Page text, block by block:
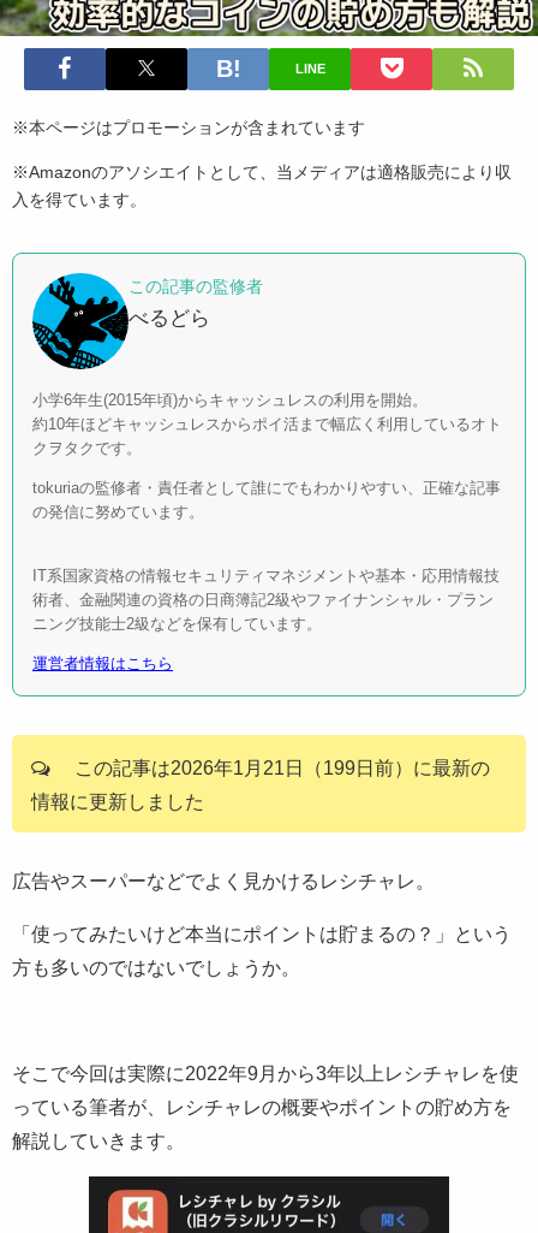
LINE
※本ページはプロモーションが含まれています
※Amazonのアソシエイトとして、当メディアは適格販売により収
入を得ています。
この記事の監修者
べるどら
小学6年生(2015年頃)からキャッシュレスの利用を開始。
約10年ほどキャッシュレスからポイ活まで幅広く利用しているオト
クヲタクです。
tokuriaの監修者・責任者として誰にでもわかりやすい、正確な記事
の発信に努めています。
IT系国家資格の情報セキュリティマネジメントや基本・応用情報技
術者、金融関連の資格の日商簿記2級やファイナンシャル・プラン
ニング技能士2級などを保有しています。
運営者情報はこちら
この記事は2026年1月21日（199日前）に最新の
情報に更新しました
広告やスーパーなどでよく見かけるレシチャレ。
「使ってみたいけど本当にポイントは貯まるの？」という
方も多いのではないでしょうか。
そこで今回は実際に2022年9月から3年以上レシチャレを使
っている筆者が、レシチャレの概要やポイントの貯め方を
解説していきます。